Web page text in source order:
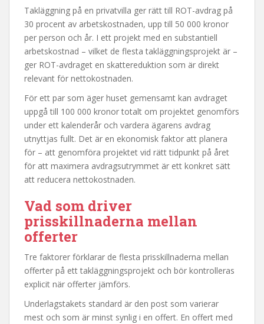
Takläggning på en privatvilla ger rätt till ROT-avdrag på
30 procent av arbetskostnaden, upp till 50 000 kronor
per person och år. I ett projekt med en substantiell
arbetskostnad – vilket de flesta takläggningsprojekt är –
ger ROT-avdraget en skattereduktion som är direkt
relevant för nettokostnaden.
För ett par som äger huset gemensamt kan avdraget
uppgå till 100 000 kronor totalt om projektet genomförs
under ett kalenderår och vardera ägarens avdrag
utnyttjas fullt. Det är en ekonomisk faktor att planera
för – att genomföra projektet vid rätt tidpunkt på året
för att maximera avdragsutrymmet är ett konkret sätt
att reducera nettokostnaden.
Vad som driver
prisskillnaderna mellan
offerter
Tre faktorer förklarar de flesta prisskillnaderna mellan
offerter på ett takläggningsprojekt och bör kontrolleras
explicit när offerter jämförs.
Underlagstakets standard är den post som varierar
mest och som är minst synlig i en offert. En offert med